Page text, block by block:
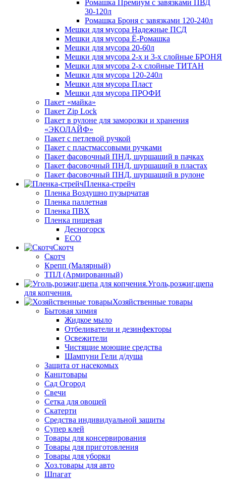
Ромашка Премиум с завязками ПВД
30-120л
Ромашка Броня с завязками 120-240л
Мешки для мусора Надежные ПСД
Мешки для мусора Ё-Ромашка
Мешки для мусора 20-60л
Мешки для мусора 2-х и 3-х слойные БРОНЯ
Мешки для мусора 2-х слойные ТИТАН
Мешки для мусора 120-240л
Мешки для мусора Пласт
Мешки для мусора ПРОФИ
Пакет «майка»
Пакет Zip Lock
Пакет в рулоне для заморозки и хранения
«ЭКОЛАЙФ»
Пакет с петлевой ручкой
Пакет с пластмассовыми ручками
Пакет фасовочный ПНД, шуршащий в пачках
Пакет фасовочный ПНД, шуршащий в пластах
Пакет фасовочный ПНД, шуршащий в рулоне
Пленка-стрейч
Пленка Воздушно пузырчатая
Пленка паллетная
Пленка ПВХ
Пленка пищевая
Десногорск
ECO
Скотч
Скотч
Крепп (Малярный)
ТПЛ (Армированный)
Уголь,розжиг,щепа
для копчения.
Хозяйственные товары
Бытовая химия
Жидкое мыло
Отбеливатели и дезинфекторы
Освежители
Чистящие моющие средства
Шампуни Гели д/душа
Защита от насекомых
Канцтовары
Сад Огород
Свечи
Сетка для овощей
Скатерти
Средства индивидуальной защиты
Супер клей
Товары для консервирования
Товары для приготовления
Товары для уборки
Хоз.товары для авто
Шпагат